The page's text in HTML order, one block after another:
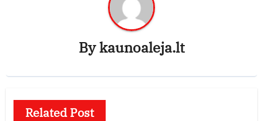
Bykaunoaleja.lt
Related Post